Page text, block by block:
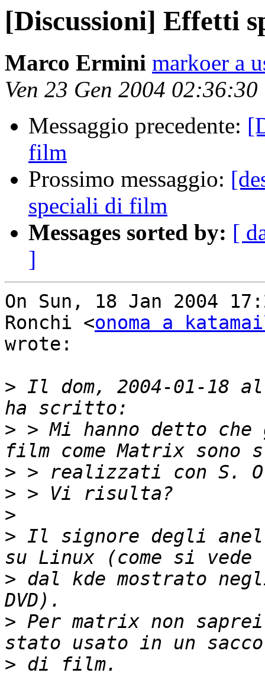
[Discussioni] Effetti
Marco Ermini markoer a
Ven 23 Gen 2004 02:36:30
Messaggio precedente:
film
Prossimo messaggio:
speciali di film
Messages sorted by: [
]
On Sun, 18 Jan 2004
Ronchi <onoma a
wrote:
> Il dom, 2004-01-18
> > Mi hanno detto
>
>
>
> Il signore degli
> dal kde mostrato
> Per matrix non
>